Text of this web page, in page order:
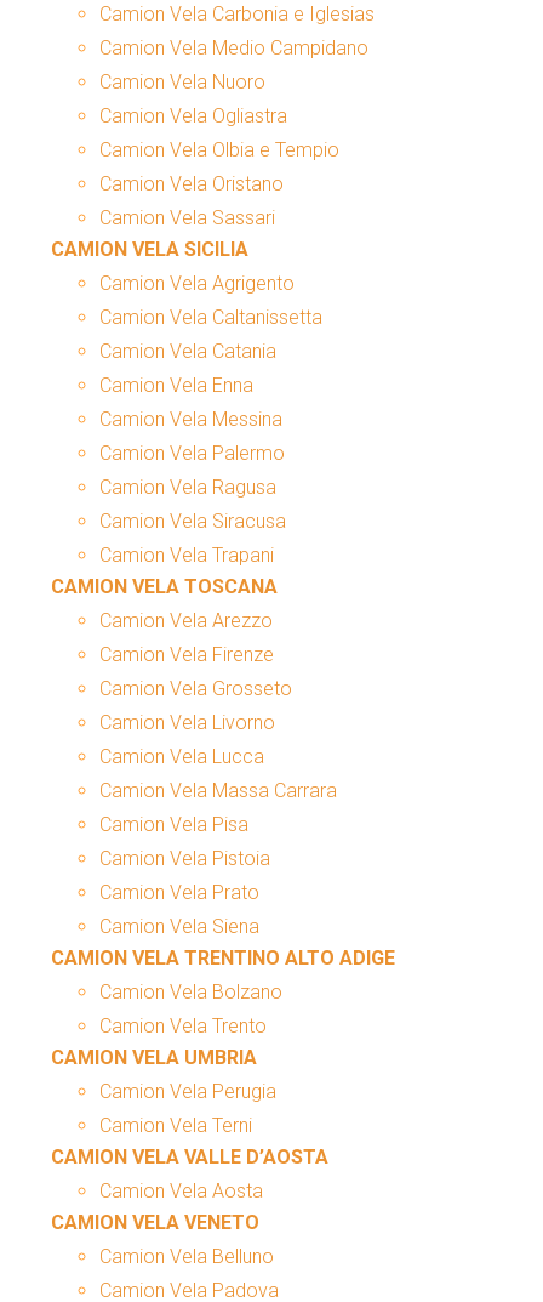
Camion Vela Carbonia e Iglesias
Camion Vela Medio Campidano
Camion Vela Nuoro
Camion Vela Ogliastra
Camion Vela Olbia e Tempio
Camion Vela Oristano
Camion Vela Sassari
CAMION VELA SICILIA
Camion Vela Agrigento
Camion Vela Caltanissetta
Camion Vela Catania
Camion Vela Enna
Camion Vela Messina
Camion Vela Palermo
Camion Vela Ragusa
Camion Vela Siracusa
Camion Vela Trapani
CAMION VELA TOSCANA
Camion Vela Arezzo
Camion Vela Firenze
Camion Vela Grosseto
Camion Vela Livorno
Camion Vela Lucca
Camion Vela Massa Carrara
Camion Vela Pisa
Camion Vela Pistoia
Camion Vela Prato
Camion Vela Siena
CAMION VELA TRENTINO ALTO ADIGE
Camion Vela Bolzano
Camion Vela Trento
CAMION VELA UMBRIA
Camion Vela Perugia
Camion Vela Terni
CAMION VELA VALLE D’AOSTA
Camion Vela Aosta
CAMION VELA VENETO
Camion Vela Belluno
Camion Vela Padova